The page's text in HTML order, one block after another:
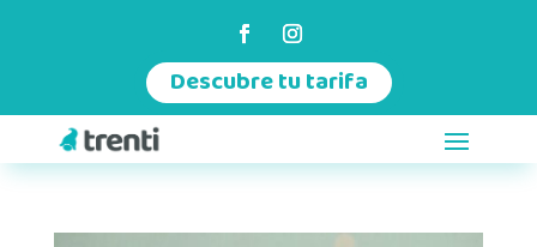
Descubre tu tarifa